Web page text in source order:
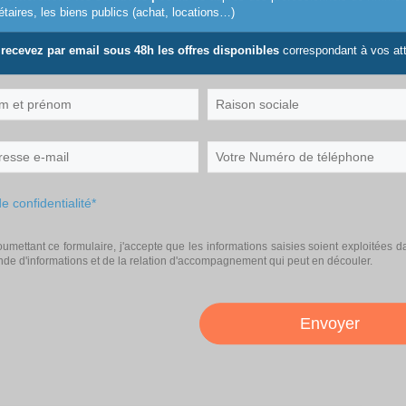
les biens publics (achat, locations…)
par email sous 48h les offres disponibles correspondant à vos
Raison
Votre
confidentialité*
ce formulaire, j'accepte que les informations saisies soient exploitées
d'informations et de la relation d'accompagnement qui peut en découler.